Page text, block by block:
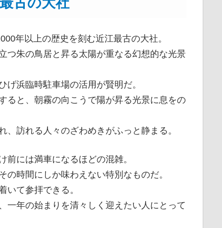
年以上の歴史を刻む近江最古の大社。
つ朱の鳥居と昇る太陽が重なる幻想的な光景
浜臨時駐車場の活用が賢明だ。
ると、朝霧の向こうで陽が昇る光景に息をの
訪れる人々のざわめきがふっと静まる。
には満車になるほどの混雑。
時間にしか味わえない特別なものだ。
いて参拝できる。
一年の始まりを清々しく迎えたい人にとって